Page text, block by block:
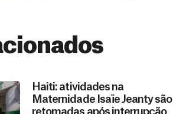
Haiti: atividades na
Maternidade Isaïe Jeanty são
retomadas após interrupção